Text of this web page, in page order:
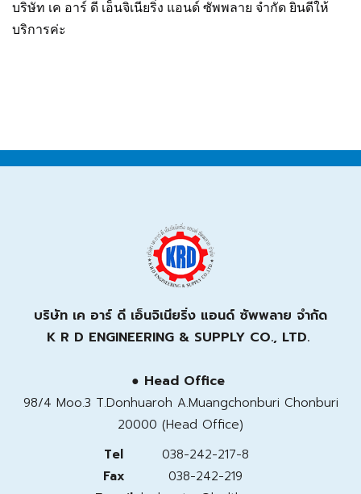
บริษัท เค อาร์ ดี เอ็นจิเนียริ่ง แอนด์ ซัพพลาย จำกัด ยินดีให้
บริการค่ะ
บริษัท เค อาร์ ดี เอ็นจิเนียริ่ง แอนด์ ซัพพลาย จำกัด
K R D ENGINEERING & SUPPLY CO., LTD.
● Head Office
98/4 Moo.3 T.Donhuaroh A.Muangchonburi Chonburi
20000 (Head Office)
Tel
038-242-217-8
Fax
038-242-219